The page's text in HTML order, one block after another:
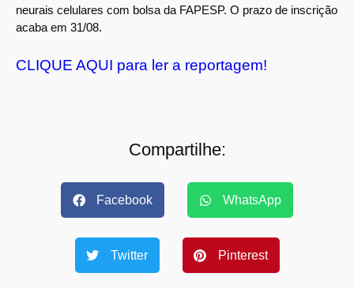
neurais celulares com bolsa da FAPESP. O prazo de inscrição
acaba em 31/08.
CLIQUE AQUI para ler a reportagem!
Compartilhe:
Facebook WhatsApp
Twitter Pinterest